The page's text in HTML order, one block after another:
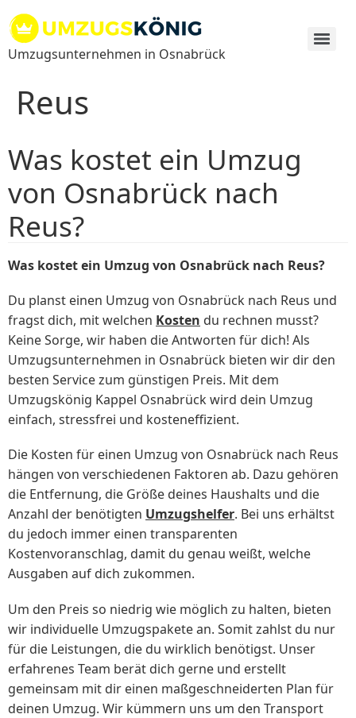
Inhalt
springen
Umzugsunternehmen in Osnabrück
Reus
Was kostet ein Umzug
von Osnabrück nach
Reus?
Was kostet ein Umzug von Osnabrück nach Reus?
Du planst einen Umzug von Osnabrück nach Reus und
fragst dich, mit welchen Kosten du rechnen musst?
Keine Sorge, wir haben die Antworten für dich! Als
Umzugsunternehmen in Osnabrück bieten wir dir den
besten Service zum günstigen Preis. Mit dem
Umzugskönig Kappel Osnabrück wird dein Umzug
einfach, stressfrei und kosteneffizient.
Die Kosten für einen Umzug von Osnabrück nach Reus
hängen von verschiedenen Faktoren ab. Dazu gehören
die Entfernung, die Größe deines Haushalts und die
Anzahl der benötigten Umzugshelfer. Bei uns erhältst
du jedoch immer einen transparenten
Kostenvoranschlag, damit du genau weißt, welche
Ausgaben auf dich zukommen.
Um den Preis so niedrig wie möglich zu halten, bieten
wir individuelle Umzugspakete an. Somit zahlst du nur
für die Leistungen, die du wirklich benötigst. Unser
erfahrenes Team berät dich gerne und erstellt
gemeinsam mit dir einen maßgeschneiderten Plan für
deinen Umzug. Wir kümmern uns um den Transport